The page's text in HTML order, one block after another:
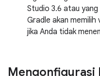
Studio 3.6 atau yang
Gradle akan memilih
jika Anda tidak
Mengonfigurasi